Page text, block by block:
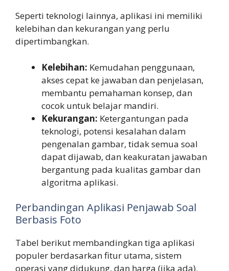
Seperti teknologi lainnya, aplikasi ini memiliki
kelebihan dan kekurangan yang perlu
dipertimbangkan.
Kelebihan: Kemudahan penggunaan,
akses cepat ke jawaban dan penjelasan,
membantu pemahaman konsep, dan
cocok untuk belajar mandiri.
Kekurangan: Ketergantungan pada
teknologi, potensi kesalahan dalam
pengenalan gambar, tidak semua soal
dapat dijawab, dan keakuratan jawaban
bergantung pada kualitas gambar dan
algoritma aplikasi.
Perbandingan Aplikasi Penjawab Soal
Berbasis Foto
Tabel berikut membandingkan tiga aplikasi
populer berdasarkan fitur utama, sistem
operasi yang didukung, dan harga (jika ada).